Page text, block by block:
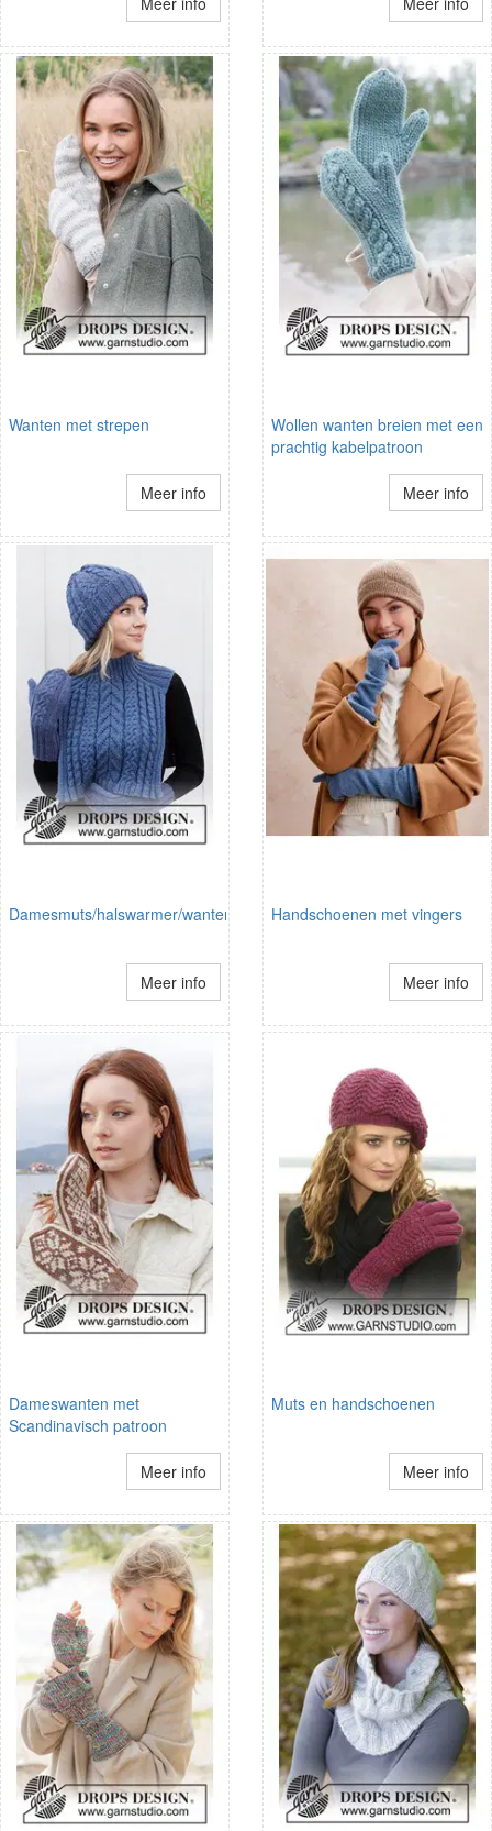
Wanten met strepen
Meer info
Wollen wanten breien met een
prachtig kabelpatroon
Meer info
Damesmuts/halswarmer/wanten
Meer info
Handschoenen met vingers
Meer info
Dameswanten met
Scandinavisch patroon
Meer info
Muts en handschoenen
Meer info